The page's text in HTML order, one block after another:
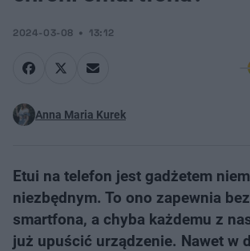
2024-03-08 13:12
Anna Maria Kurek
Etui na telefon jest gadżetem
niezbędnym. To ono zapewnia
smartfona, a chyba każdemu z
już upuścić urządzenie. Nawet w